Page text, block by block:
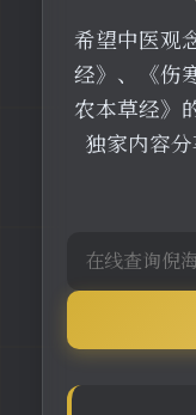
希望中医观
经》、《伤
农本草经》
独家内容